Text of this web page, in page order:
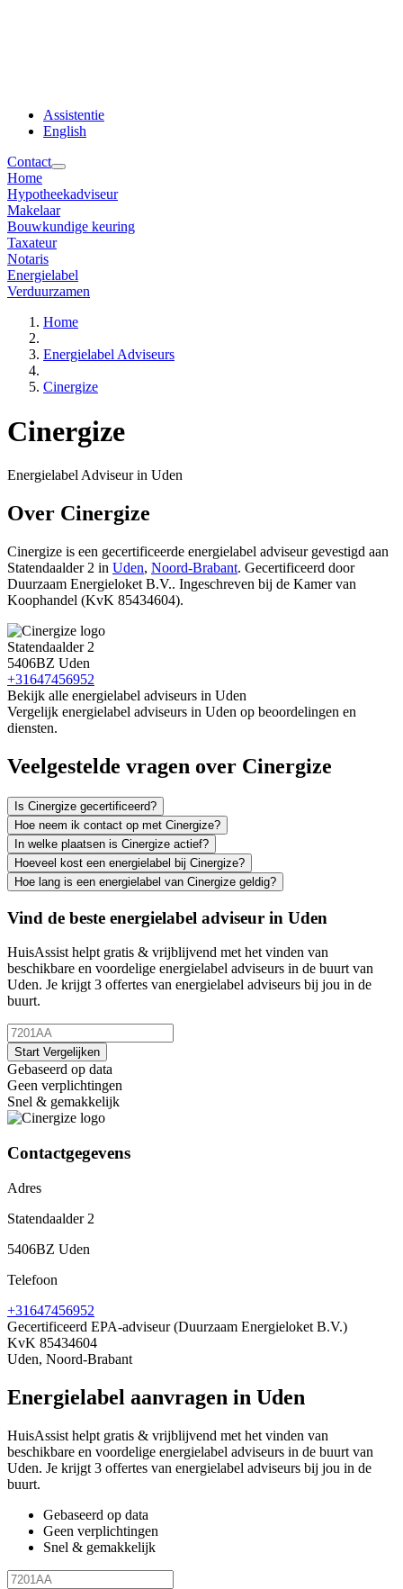
Assistentie
English
Contact
Home
Hypotheekadviseur
Makelaar
Bouwkundige keuring
Taxateur
Notaris
Energielabel
Verduurzamen
Home
Energielabel Adviseurs
Cinergize
Cinergize
Energielabel Adviseur in Uden
Over Cinergize
Cinergize is een gecertificeerde energielabel adviseur gevestigd aan
Statendaalder 2 in Uden, Noord-Brabant. Gecertificeerd door
Duurzaam Energieloket B.V.. Ingeschreven bij de Kamer van
Koophandel (KvK 85434604).
Statendaalder 2
5406BZ Uden
+31647456952
Bekijk alle energielabel adviseurs in Uden
Vergelijk energielabel adviseurs in Uden op beoordelingen en
diensten.
Veelgestelde vragen over Cinergize
Is Cinergize gecertificeerd?
Hoe neem ik contact op met Cinergize?
In welke plaatsen is Cinergize actief?
Hoeveel kost een energielabel bij Cinergize?
Hoe lang is een energielabel van Cinergize geldig?
Vind de beste energielabel adviseur in Uden
HuisAssist helpt gratis & vrijblijvend met het vinden van
beschikbare en voordelige energielabel adviseurs in de buurt van
Uden. Je krijgt 3 offertes van energielabel adviseurs bij jou in de
buurt.
Start Vergelijken
Gebaseerd op data
Geen verplichtingen
Snel & gemakkelijk
Contactgegevens
Adres
Statendaalder 2
5406BZ Uden
Telefoon
+31647456952
Gecertificeerd EPA-adviseur(Duurzaam Energieloket B.V.)
KvK 85434604
Uden, Noord-Brabant
Energielabel aanvragen in Uden
HuisAssist helpt gratis & vrijblijvend met het vinden van
beschikbare en voordelige energielabel adviseurs in de buurt van
Uden. Je krijgt 3 offertes van energielabel adviseurs bij jou in de
buurt.
Gebaseerd op data
Geen verplichtingen
Snel & gemakkelijk